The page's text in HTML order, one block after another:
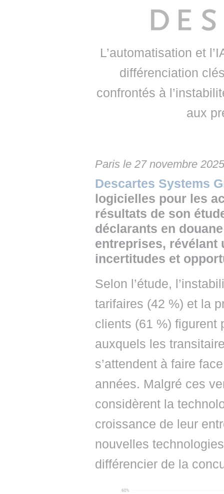
👉 PRENDRE LA PAROLE
👉 PLANNING EDITORIAL
•
•
👉
L’automatisation et
différenciation
confrontés à
aux
Paris le 27 novembre 2025
Descartes Systems
logicielles pour les
résultats de son
déclarants en
entreprises, révélant
incertitudes et
Selon l’étude,
tarifaires (42 %) et la
clients (61 %) figurent
auxquels les
s’attendent à faire
années. Malgré ces
considèrent la
croissance de leur
nouvelles
différencier de la